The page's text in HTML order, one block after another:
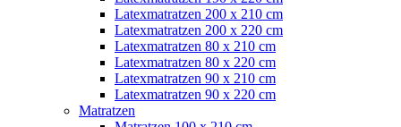
Latexmatratzen 200 x 210 cm
Latexmatratzen 200 x 220 cm
Latexmatratzen 80 x 210 cm
Latexmatratzen 80 x 220 cm
Latexmatratzen 90 x 210 cm
Latexmatratzen 90 x 220 cm
Matratzen